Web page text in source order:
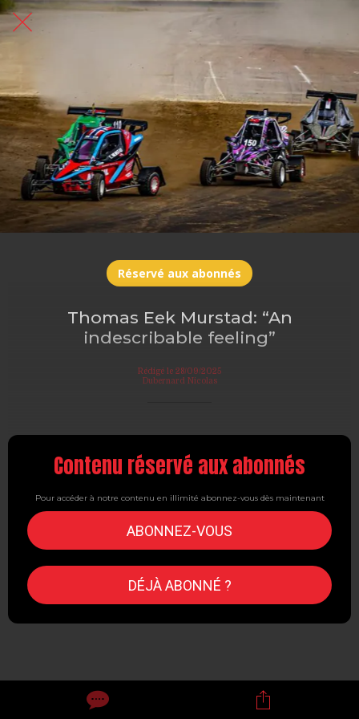
Réservé aux abonnés
Thomas Eek Murstad: “An
indescribable feeling”
Rédigé le 28/09/2025
Dubernard Nicolas
Contenu réservé aux abonnés
Pour accéder à notre contenu en illimité abonnez-vous dès maintenant
ABONNEZ-VOUS
DÉJÀ ABONNÉ ?